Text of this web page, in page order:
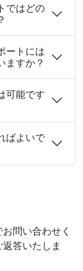
ではどの
ートには
ますか？
可能です
ばよいで
問い合わせく
答いたしま